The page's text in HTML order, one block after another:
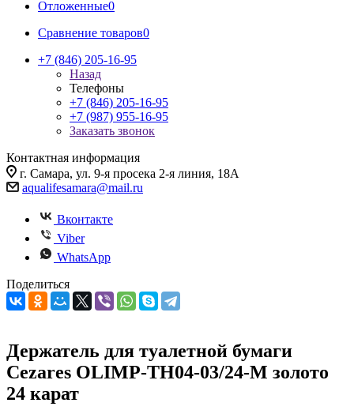
Отложенные0
Сравнение товаров0
+7 (846) 205-16-95
Назад
Телефоны
+7 (846) 205-16-95
+7 (987) 955-16-95
Заказать звонок
Контактная информация
г. Самара, ул. 9-я просека 2-я линия, 18А
aqualifesamara@mail.ru
Вконтакте
Viber
WhatsApp
Поделиться
Держатель для туалетной бумаги
Cezares OLIMP-TH04-03/24-M золото
24 карат